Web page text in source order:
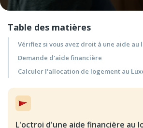
Table des matières
Vérifiez si vous avez droit à une aide au
Demande d'aide financière
Calculer l'allocation de logement au
L'octroi d'une aide financière au